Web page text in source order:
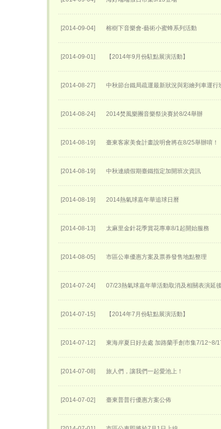
[2014-09-04] 榕樹下音樂會-藝術小蜜蜂系列活動
[2014-09-01] 【2014年9月份駐點展演活動】
[2014-08-27] 中秋節台鐵局疏運最新狀況與彩繪列車運行
[2014-08-24] 2014焚風樂團音樂祭決賽於8/24舉辦
[2014-08-19] 臺東客家美食計畫說明會將在8/25舉辦唷！
[2014-08-19] 中秋連續假期臺鐵指定加開班次資訊
[2014-08-19] 2014熱氣球嘉年華追球日曆
[2014-08-13] 太麻里金針花季賞花專車8/1起開始服務
[2014-08-05] 市區公車優惠方案及票券發售地點整理
[2014-07-24] 07/23熱氣球嘉年華活動取消及相關表演延
[2014-07-15] 【2014年7月份駐點展演活動】
[2014-07-12] 東海岸夏日好去處 加路蘭手創市集7/12~8/
[2014-07-08] 旅人們，讓我們一起愛池上！
[2014-07-02] 臺東普普行優惠方案公佈